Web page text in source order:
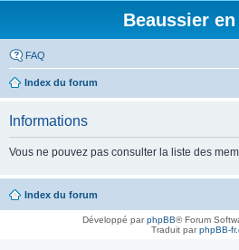
Beaussier
FAQ
Index du forum
Informations
Vous ne pouvez pas consulter la liste des
Index du forum
Développé parphpBB® Forum
Traduit parphpBB-